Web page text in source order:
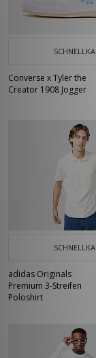
Converse x Tyler the
Creator 1908 Jogger
adidas Originals
Premium 3-Streifen
Poloshirt